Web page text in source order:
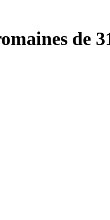
de